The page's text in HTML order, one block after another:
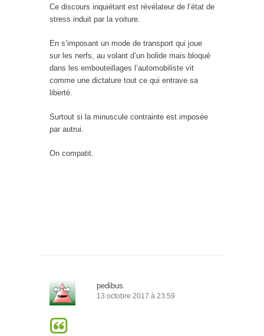
Ce discours inquiétant est révélateur de l’état de
stress induit par la voiture.
En s’imposant un mode de transport qui joue
sur les nerfs, au volant d’un bolide mais bloqué
dans les embouteillages l’automobiliste vit
comme une dictature tout ce qui entrave sa
liberté.
Surtout si la minuscule contrainte est imposée
par autrui.
On compatit.
pedibus
13 octobre 2017 à 23:59